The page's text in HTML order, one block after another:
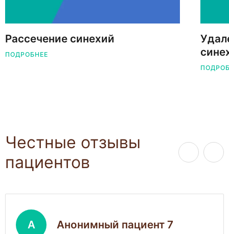
Рассечение синехий
ПОДРОБНЕЕ
Честные отзывы
пациентов
А Анонимный пациент 7